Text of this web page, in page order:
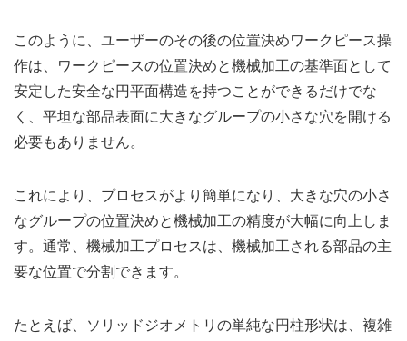
このように、ユーザーのその後の位置決めワークピース操
作は、ワークピースの位置決めと機械加工の基準面として
安定した安全な円平面構造を持つことができるだけでな
く、平坦な部品表面に大きなグループの小さな穴を開ける
必要もありません。
これにより、プロセスがより簡単になり、大きな穴の小さ
なグループの位置決めと機械加工の精度が大幅に向上しま
す。通常、機械加工プロセスは、機械加工される部品の主
要な位置で分割できます。
たとえば、ソリッドジオメトリの単純な円柱形状は、複雑